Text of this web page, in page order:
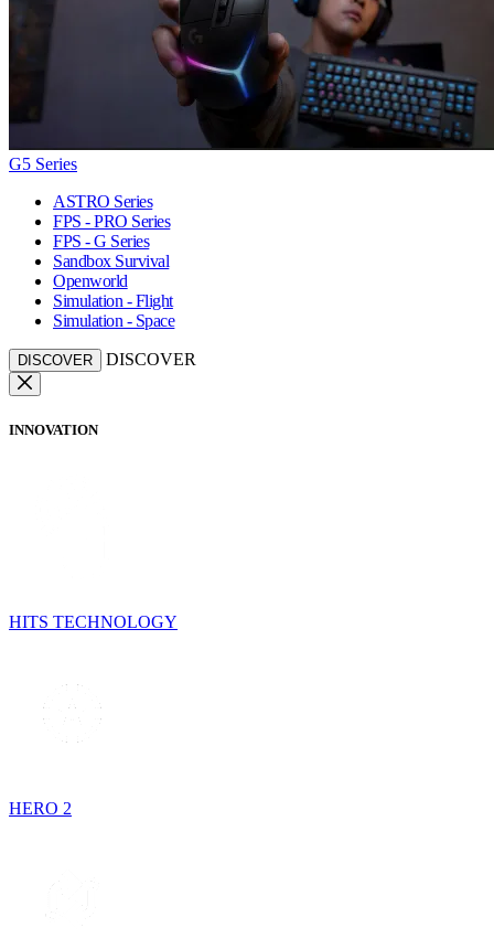
G5 Series
ASTRO Series
FPS - PRO Series
FPS - G Series
Sandbox Survival
Openworld
Simulation - Flight
Simulation - Space
DISCOVER DISCOVER
INNOVATION
HITS TECHNOLOGY
HERO 2